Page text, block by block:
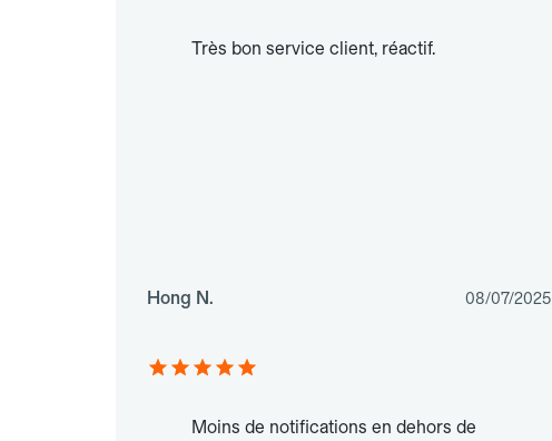
Très bon service client, réactif.
Hong N. 08/07/2025
Moins de notifications en dehors de